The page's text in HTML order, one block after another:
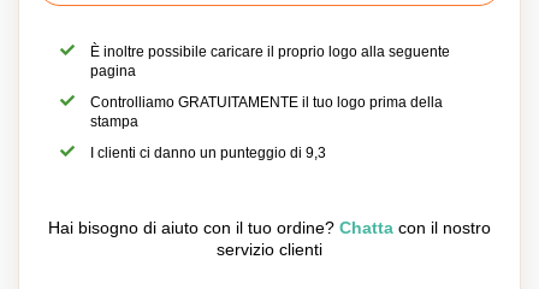
È inoltre possibile caricare il proprio logo alla seguente
pagina
Controlliamo GRATUITAMENTE il tuo logo prima della
stampa
I clienti ci danno un punteggio di 9,3
Hai bisogno di aiuto con il tuo ordine? Chatta con il nostro
servizio clienti